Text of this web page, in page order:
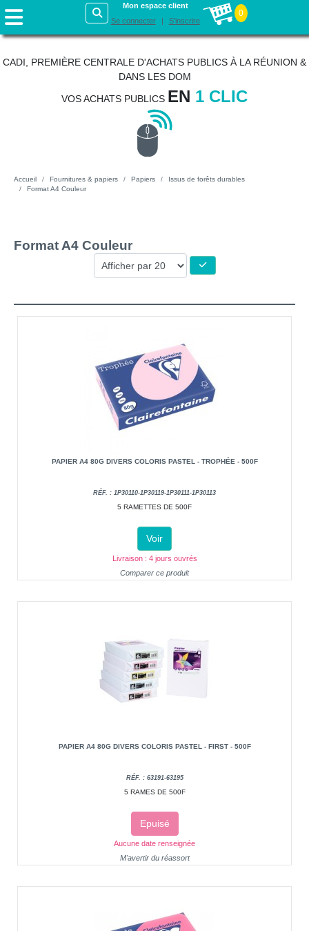
Mon espace client
Se connecter
S'inscrire
0
CADI, PREMIÈRE CENTRALE D'ACHATS PUBLICS À LA RÉUNION &
DANS LES DOM
VOS ACHATS PUBLICS EN 1 CLIC
Accueil Fournitures & papiers Papiers
Issus de forêts durables
Format A4 Couleur
Format A4 Couleur
PAPIER A4 80G DIVERS COLORIS PASTEL - TROPHÉE - 500F
RÉF. : 1P30110-1P30119-1P30111-1P30113
5 RAMETTES DE 500F
Voir
Livraison : 4 jours ouvrés
Comparer ce produit
PAPIER A4 80G DIVERS COLORIS PASTEL - FIRST - 500F
RÉF. : 63191-63195
5 RAMES DE 500F
Epuisé
Aucune date renseignée
M'avertir du réassort